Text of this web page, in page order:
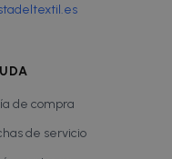
de compra
de servicio